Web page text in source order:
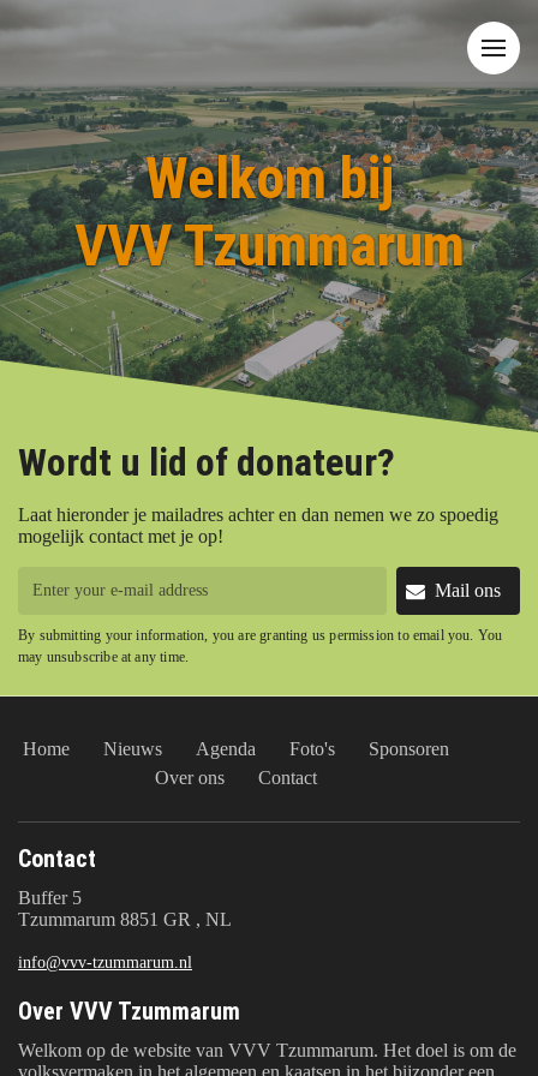
Welkom bij
VVV Tzummarum
Wordt u lid of donateur?
Laat hieronder je mailadres achter en dan nemen we zo spoedig
mogelijk contact met je op!
By submitting your information, you are granting us permission to email you. You
may unsubscribe at any time.
Home Nieuws Agenda Foto's
Sponsoren
Over ons
Contact
Contact
Buffer 5
Tzummarum 8851 GR , NL
info@vvv-tzummarum.nl
Over VVV Tzummarum
Welkom op de website van VVV Tzummarum. Het doel is om de
volksvermaken in het algemeen en kaatsen in het bijzonder een